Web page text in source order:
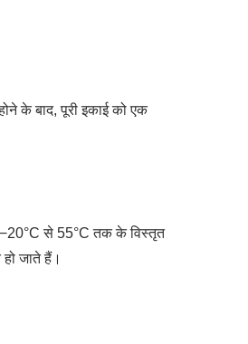
के बाद, पूरी इकाई को एक
−20°C से 55°C तक के विस्तृत
जाते हैं।